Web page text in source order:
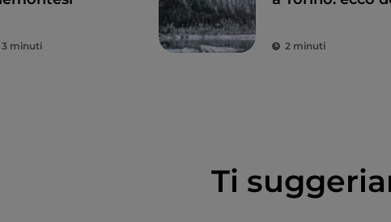
3 minuti 2 minuti
Ti